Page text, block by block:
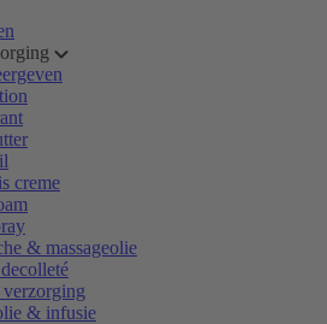
creme
& massageolie
& infusie